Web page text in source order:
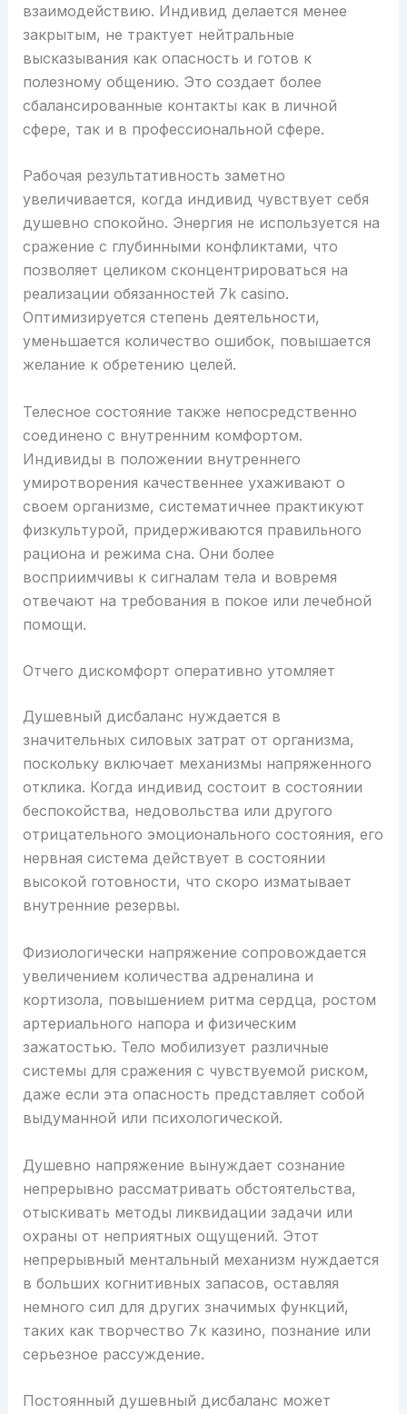
взаимодействию. Индивид делается менее
закрытым, не трактует нейтральные
высказывания как опасность и готов к
полезному общению. Это создает более
сбалансированные контакты как в личной
сфере, так и в профессиональной сфере.
Рабочая результативность заметно
увеличивается, когда индивид чувствует себя
душевно спокойно. Энергия не используется на
сражение с глубинными конфликтами, что
позволяет целиком сконцентрироваться на
реализации обязанностей 7k casino.
Оптимизируется степень деятельности,
уменьшается количество ошибок, повышается
желание к обретению целей.
Телесное состояние также непосредственно
соединено с внутренним комфортом.
Индивиды в положении внутреннего
умиротворения качественнее ухаживают о
своем организме, систематичнее практикуют
физкультурой, придерживаются правильного
рациона и режима сна. Они более
восприимчивы к сигналам тела и вовремя
отвечают на требования в покое или лечебной
помощи.
Отчего дискомфорт оперативно утомляет
Душевный дисбаланс нуждается в
значительных силовых затрат от организма,
поскольку включает механизмы напряженного
отклика. Когда индивид состоит в состоянии
беспокойства, недовольства или другого
отрицательного эмоционального состояния, его
нервная система действует в состоянии
высокой готовности, что скоро изматывает
внутренние резервы.
Физиологически напряжение сопровождается
увеличением количества адреналина и
кортизола, повышением ритма сердца, ростом
артериального напора и физическим
зажатостью. Тело мобилизует различные
системы для сражения с чувствуемой риском,
даже если эта опасность представляет собой
выдуманной или психологической.
Душевно напряжение вынуждает сознание
непрерывно рассматривать обстоятельства,
отыскивать методы ликвидации задачи или
охраны от неприятных ощущений. Этот
непрерывный ментальный механизм нуждается
в больших когнитивных запасов, оставляя
немного сил для других значимых функций,
таких как творчество 7к казино, познание или
серьезное рассуждение.
Постоянный душевный дисбаланс может